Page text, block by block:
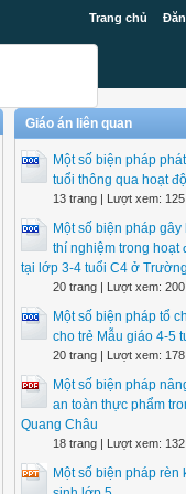
Trang chủ
Giáo án liên quan
Một số biện pháp
tuổi thông qua hoạt
13 trang | Lượt xem:
Một số biện pháp
thí nghiệm trong hoạt
tại lớp 3-4 tuổi C4 ở
20 trang | Lượt xem:
Một số biện pháp tổ
cho trẻ Mẫu giáo 4-5
20 trang | Lượt xem:
Một số biện pháp
an toàn thực phẩm
Quang Châu
18 trang | Lượt xem:
Một số biện pháp rèn